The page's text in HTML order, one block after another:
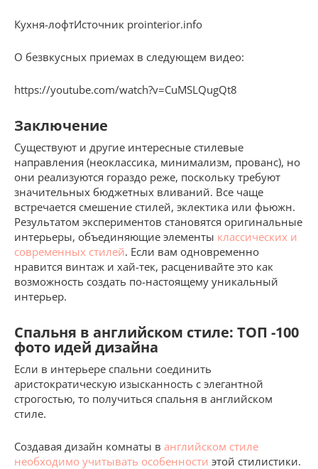
Кухня-лофтИсточник prointerior.info
О безвкусных приемах в следующем видео:
https://youtube.com/watch?v=CuMSLQugQt8
Заключение
Существуют и другие интересные стилевые
направления (неоклассика, минимализм, прованс), но
они реализуются гораздо реже, поскольку требуют
значительных бюджетных вливаний. Все чаще
встречается смешение стилей, эклектика или фьюжн.
Результатом экспериментов становятся оригинальные
интерьеры, объединяющие элементы классических и
современных стилей. Если вам одновременно
нравится винтаж и хай-тек, расценивайте это как
возможность создать по-настоящему уникальный
интерьер.
Спальня в английском стиле: ТОП -100
фото идей дизайна
Если в интерьере спальни соединить
аристократическую изысканность с элегантной
строгостью, то получиться спальня в английском
стиле.
Создавая дизайн комнаты в английском стиле
необходимо учитывать особенности этой стилистики.